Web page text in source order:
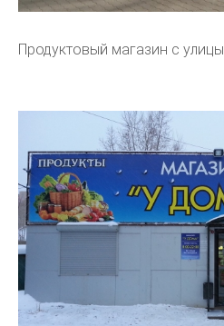
Продуктовый магазин с улицы